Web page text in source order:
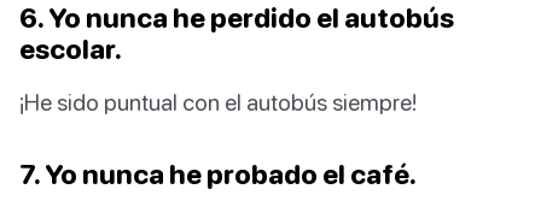
6. Yo nunca he perdido el autobús
escolar.
¡He sido puntual con el autobús siempre!
7. Yo nunca he probado el café.